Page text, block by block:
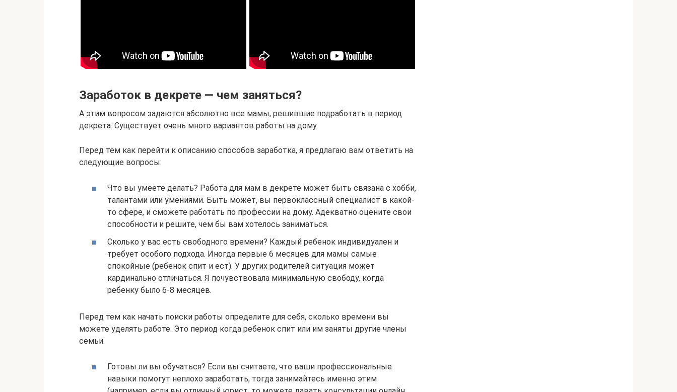
Заработок в декрете — чем заняться?
А этим вопросом задаются абсолютно все мамы, решившие подработать в период
декрета. Существует очень много вариантов работы на дому.
Перед тем как перейти к описанию способов заработка, я предлагаю вам ответить на
следующие вопросы:
Что вы умеете делать? Работа для мам в декрете может быть связана с хобби,
талантами или умениями. Быть может, вы первоклассный специалист в какой-
то сфере, и сможете работать по профессии на дому. Адекватно оцените свои
способности и решите, чем бы вам хотелось заниматься.
Сколько у вас есть свободного времени? Каждый ребенок индивидуален и
требует особого подхода. Иногда первые 6 месяцев для мамы самые
спокойные (ребенок спит и ест). У других родителей ситуация может
кардинально отличаться. Я почувствовала минимальную свободу, когда
ребенку было 6-8 месяцев.
Перед тем как начать поиски работы определите для себя, сколько времени вы
можете уделять работе. Это период когда ребенок спит или им заняты другие члены
семьи.
Готовы ли вы обучаться? Если вы считаете, что ваши профессиональные
навыки помогут неплохо заработать, тогда занимайтесь именно этим